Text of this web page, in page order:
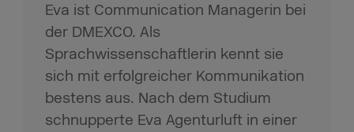
Eva ist Communication Managerin bei
der DMEXCO. Als
Sprachwissenschaftlerin kennt sie
sich mit erfolgreicher Kommunikation
bestens aus. Nach dem Studium
schnupperte Eva Agenturluft in einer